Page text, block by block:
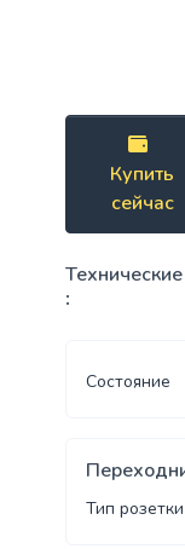
Купить
сейчас
:
Состояние
Тип розетки